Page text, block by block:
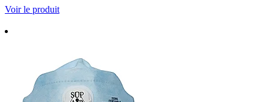
Voir le produit